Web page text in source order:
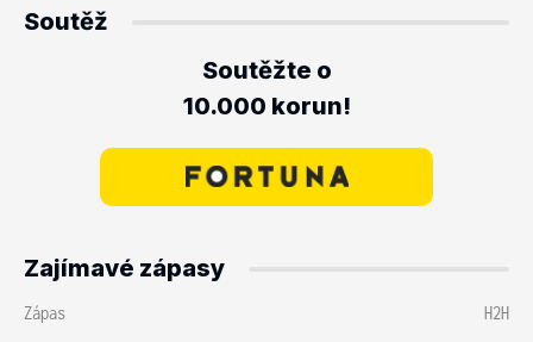
Soutěž
Soutěžte o
10.000 korun!
Zajímavé zápasy
Zápas
H2H